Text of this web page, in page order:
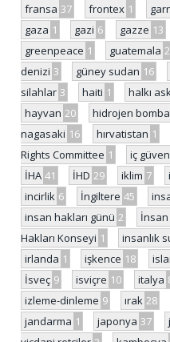
fransa 37 frontex 1
gaza 1 gazi 6 gazze 13
greenpeace 1 guatemala 2
denizi 3 güney sudan 16
silahlar 3 haiti 1 halkı
hayvan 20 hidrojen
nagasaki 16 hırvatistan 1
Rights Committee 1 iç
İHA 41 İHD 29 iklim 7
incirlik 6 İngiltere 45
insan hakları günü 2 İnsan
Hakları Konseyi 1 insanlık
irlanda 1 işkence 18
İsveç 9 isviçre 10 italya
izleme-dinleme 9 ırak 28
jandarma 1 japonya 37